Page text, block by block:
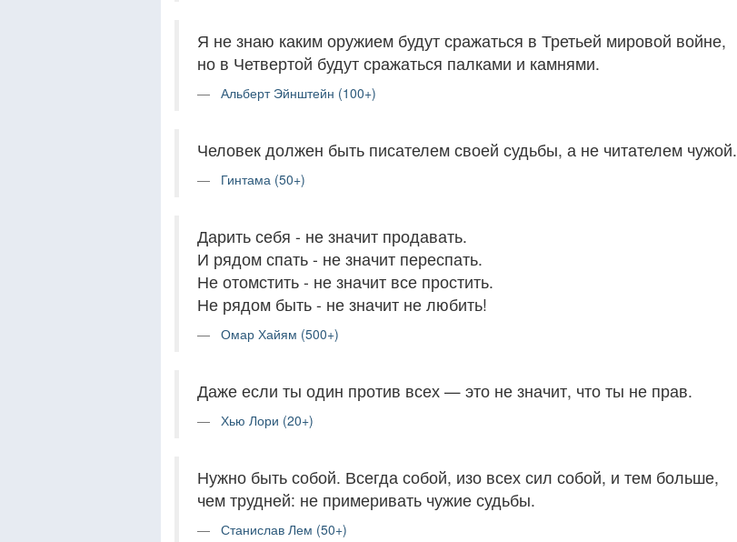
Я не знаю каким оружием будут сражаться в Третьей мировой войне,
но в Четвертой будут сражаться палками и камнями.
Альберт Эйнштейн (100+)
Человек должен быть писателем своей судьбы, а не читателем чужой.
Гинтама (50+)
Дарить себя - не значит продавать.
И рядом спать - не значит переспать.
Не отомстить - не значит все простить.
Не рядом быть - не значит не любить!
Омар Хайям (500+)
Даже если ты один против всех — это не значит, что ты не прав.
Хью Лори (20+)
Нужно быть собой. Всегда собой, изо всех сил собой, и тем больше,
чем трудней: не примеривать чужие судьбы.
Станислав Лем (50+)